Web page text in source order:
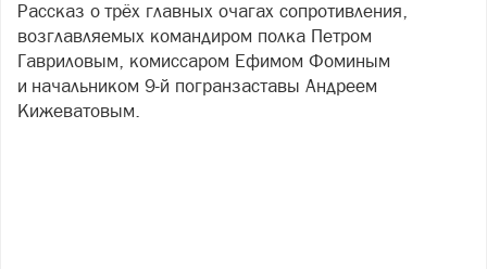
Рассказ о трёх главных очагах сопротивления,
возглавляемых командиром полка Петром
Гавриловым, комиссаром Ефимом Фоминым
и начальником 9-й погранзаставы Андреем
Кижеватовым.